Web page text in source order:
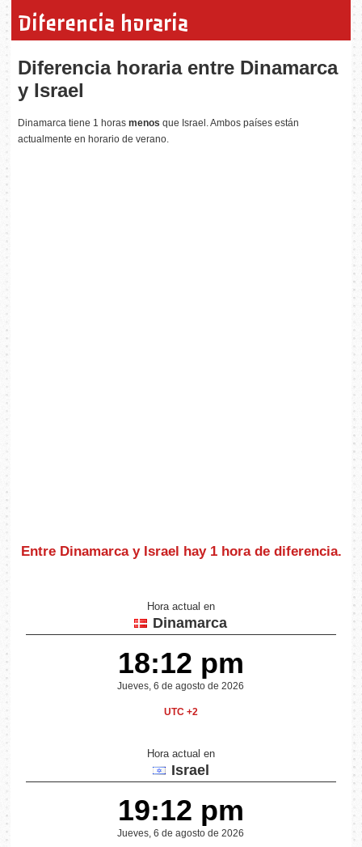
Diferencia horaria
Diferencia horaria entre Dinamarca
y Israel
Dinamarca tiene 1 horasmenos que Israel. Ambos países están
actualmente en horario de verano.
Entre Dinamarca y Israel hay 1 hora de diferencia.
Hora actual en
Dinamarca
18:12 pm
Jueves, 6 de agosto de 2026
UTC +2
Hora actual en
Israel
19:12 pm
Jueves, 6 de agosto de 2026